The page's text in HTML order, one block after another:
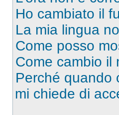
Ho cambiato il
La mia lingua
Come posso
Come cambio il
Perché quando
mi chiede di